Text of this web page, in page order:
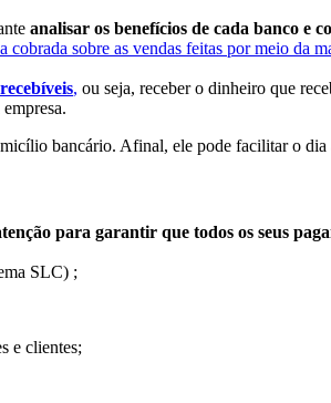
analisar os benefícios de cada banco e
cobrada sobre as vendas feitas por meio da
, ou seja, receber o dinheiro que
bancário. Afinal, ele pode facilitar o
para garantir que todos os seus
SLC) ;
e clientes;